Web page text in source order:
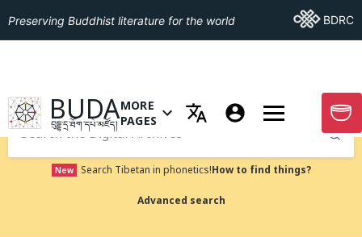
Preserving Buddhist literature for the world Go ToBDRC
GO TO HOMEPAGE
BUDA
བུདྡྷ་དྲ་ཐོག་དཔེ་མཛོད།
OPEN MENU OF MORE PAGES
MORE
PAGES
GO
Submit
New Search Tibetan in phonetics!How to find things?
Advanced search